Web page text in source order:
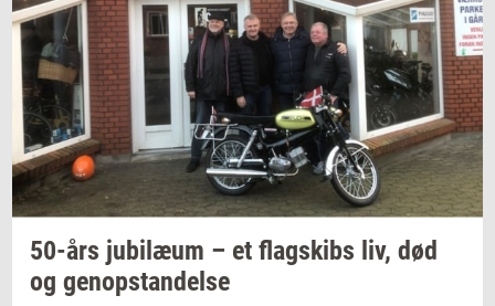
50-års ju­bilæum – et flagskibs liv, død
og genop­stan­del­se